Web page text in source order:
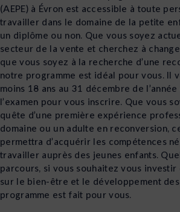
(AEPE) à Évron est accessible à toute
travailler dans le domaine de la petite
un diplôme ou non. Que vous soyez
secteur de la vente et cherchez à
que vous soyez à la recherche d’une
notre programme est idéal pour vous. Il
moins 18 ans au 31 décembre de
l’examen pour vous inscrire. Que vous
quête d’une première expérience
domaine ou un adulte en reconversion,
permettra d’acquérir les compétences
travailler auprès des jeunes enfants.
parcours, si vous souhaitez vous investir
sur le bien-être et le développement
programme est fait pour vous.